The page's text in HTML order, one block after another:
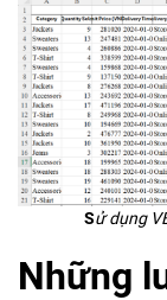
Sử dụng
Những